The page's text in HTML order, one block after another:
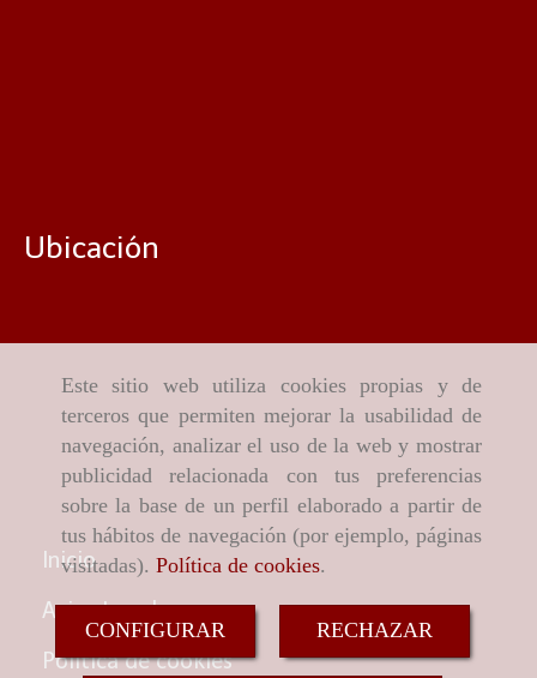
Este sitio web utiliza cookies propias y de
terceros que permiten mejorar la usabilidad de
navegación, analizar el uso de la web y mostrar
publicidad relacionada con tus preferencias
sobre la base de un perfil elaborado a partir de
tus hábitos de navegación (por ejemplo, páginas
visitadas). Política de cookies.
CONFIGURAR RECHAZAR
Ubicación
Inicio
Aviso Legal
Política de cookies